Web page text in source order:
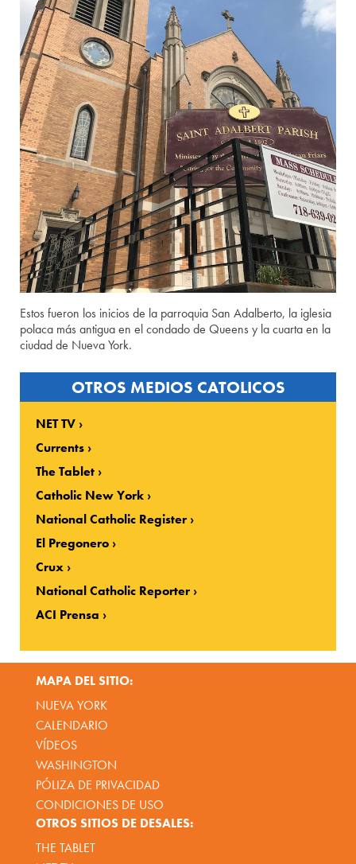
Estos fueron los inicios de la parroquia San Adalberto, la iglesia
polaca más antigua en el condado de Queens y la cuarta en la
ciudad de Nueva York.
OTROS MEDIOS CATOLICOS
NET TV
Currents
The Tablet
Catholic New York
National Catholic Register
El Pregonero
Crux
National Catholic Reporter
ACI Prensa
MAPA DEL SITIO:
NUEVA YORK
CALENDARIO
VÍDEOS
WASHINGTON
PÓLIZA DE PRIVACIDAD
CONDICIONES DE USO
OTROS SITIOS DE DESALES:
THE TABLET